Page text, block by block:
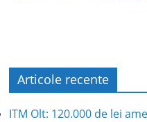
Articole recente
ITM Olt: 120.000 de lei